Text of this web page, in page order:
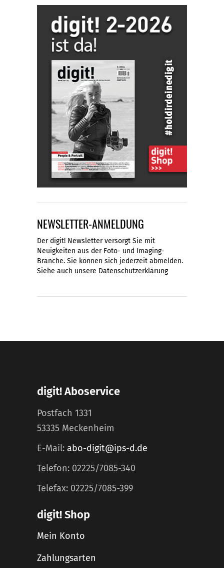
NEWSLETTER-ANMELDUNG
Der digit! Newsletter versorgt Sie mit
Neuigkeiten aus der Foto- und Imaging-
Branche. Sie können sich jederzeit abmelden.
Siehe auch unsere Datenschutzerklärung
digit! Aboservice
Postfach 1331
53335 Meckenheim
E-Mail: abo-digit@ips-d.de
Telefon: 02225/7085-340
Telefax: 02225/7085-399
digit! Shop
Mein Konto
Zahlungsarten